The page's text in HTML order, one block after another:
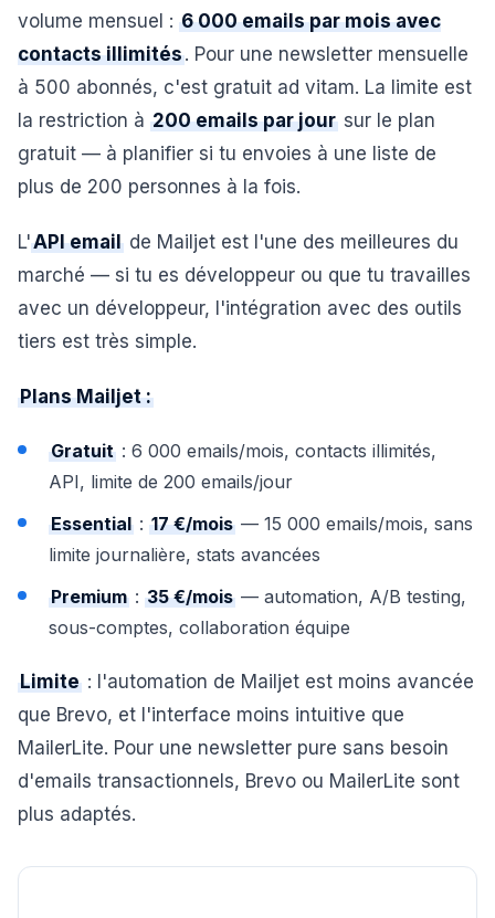
volume mensuel : 6 000 emails par mois avec
contacts illimités. Pour une newsletter mensuelle
à 500 abonnés, c'est gratuit ad vitam. La limite est
la restriction à 200 emails par jour sur le plan
gratuit — à planifier si tu envoies à une liste de
plus de 200 personnes à la fois.
L'API email de Mailjet est l'une des meilleures du
marché — si tu es développeur ou que tu travailles
avec un développeur, l'intégration avec des outils
tiers est très simple.
Plans Mailjet :
Gratuit : 6 000 emails/mois, contacts illimités,
API, limite de 200 emails/jour
Essential : 17 €/mois — 15 000 emails/mois, sans
limite journalière, stats avancées
Premium : 35 €/mois — automation, A/B testing,
sous-comptes, collaboration équipe
Limite : l'automation de Mailjet est moins avancée
que Brevo, et l'interface moins intuitive que
MailerLite. Pour une newsletter pure sans besoin
d'emails transactionnels, Brevo ou MailerLite sont
plus adaptés.